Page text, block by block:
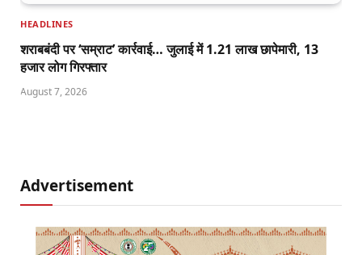
HEADLINES
शराबबंदी पर ‘सम्राट’ कार्रवाई… जुलाई में 1.21 लाख छापेमारी, 13
हजार लोग गिरफ्तार
August 7, 2026
Advertisement